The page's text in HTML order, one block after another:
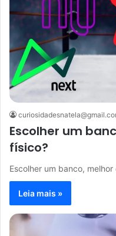
Escolher um
físico?
Escolher um banco,
Leia mais »